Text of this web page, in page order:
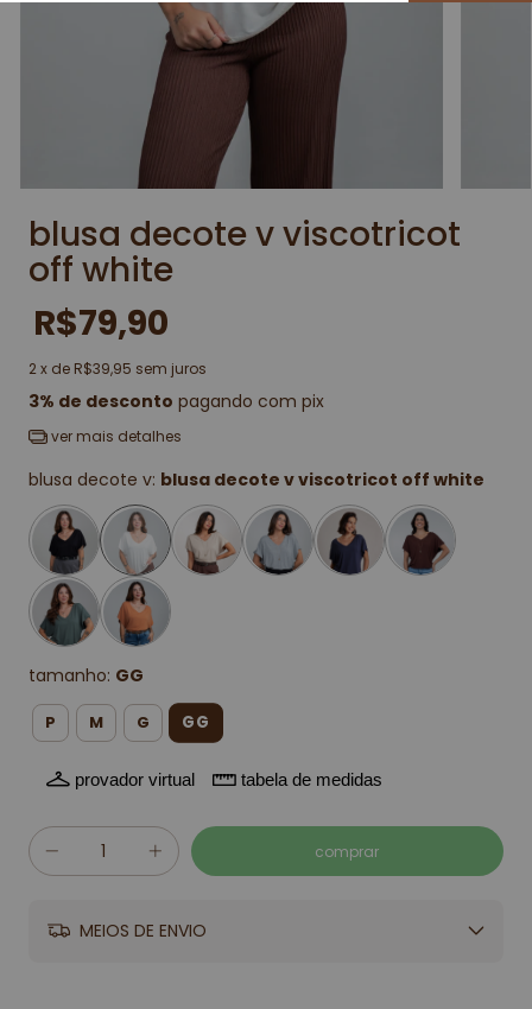
blusa decote v viscotricot
off white
R$79,90
2x de R$39,95 sem juros
3% de desconto pagando com pix
ver mais detalhes
blusa decote v: blusa decote v viscotricot off white
tamanho: GG
P M G GG
provador virtual tabela de medidas
MEIOS DE ENVIO